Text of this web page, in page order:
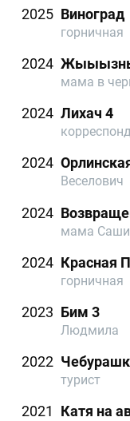
2025 Виноград
горничная
2024
мама в
2024 Лихач 4
2024
Веселович
2024
мама Саши
2024 Красная
горничная
2023 Бим 3
Людмила
2022
турист
2021 Катя на